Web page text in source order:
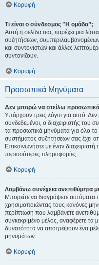
Κορυφή
Τι είναι ο σύνδεσμος "Η ομάδα”;
Αυτή η σελίδα σας παρέχει μια
συζητήσεων,
και συντονιστών και άλλες
συντονίζουν.
Κορυφή
Προσωπικά Μηνύματα
Δεν μπορώ να στείλω
Υπάρχουν τρεις λόγοι για αυτό. Δεν
συνδεδεμένοι, ο διαχειριστής του
τα προσωπικά μηνύματα για όλο το
συστήματος συζητήσεων σας έχει
Επικοινωνήστε με έναν
περισσότερες πληροφορίες.
Κορυφή
Λαμβάνω συνέχεια ανεπιθύμητα
Μπορείτε να διαγράψετε
χρησιμοποιώντας τους κανόνες
περίπτωση που λαμβάνετε
συγκεκριμένο μέλος, αναφέρετε τα
δυνατότητα να αποτρέψουν ένα
μηνυμάτων.
Κορυφή